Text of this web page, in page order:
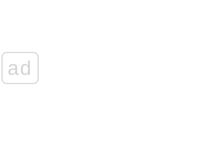
ad